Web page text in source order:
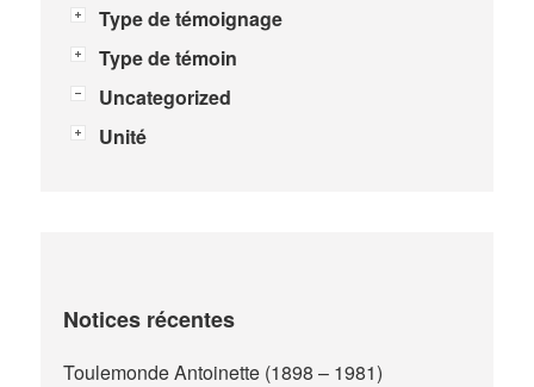
Type de témoignage
Type de témoin
Uncategorized
Unité
Notices récentes
Toulemonde Antoinette (1898 – 1981)